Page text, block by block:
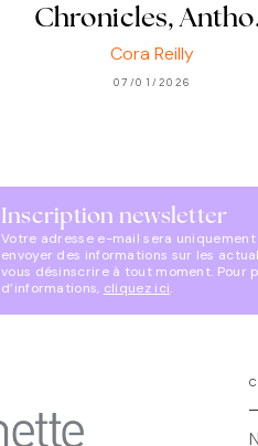
Chronicles,
Cora Reilly
07/01/2026
Inscription newsletter
Votre adresse e-mail sera
envoyer des informations sur les
vous désinscrire à tout moment. Pour
d’informations, cliquez ici.